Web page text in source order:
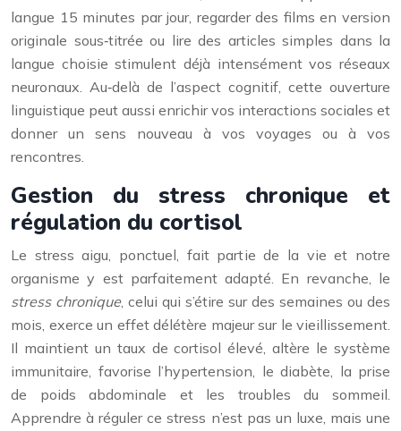
langue 15 minutes par jour, regarder des films en version
originale sous‑titrée ou lire des articles simples dans la
langue choisie stimulent déjà intensément vos réseaux
neuronaux. Au‑delà de l’aspect cognitif, cette ouverture
linguistique peut aussi enrichir vos interactions sociales et
donner un sens nouveau à vos voyages ou à vos
rencontres.
Gestion du stress chronique et
régulation du cortisol
Le stress aigu, ponctuel, fait partie de la vie et notre
organisme y est parfaitement adapté. En revanche, le
stress chronique, celui qui s’étire sur des semaines ou des
mois, exerce un effet délétère majeur sur le vieillissement.
Il maintient un taux de cortisol élevé, altère le système
immunitaire, favorise l’hypertension, le diabète, la prise
de poids abdominale et les troubles du sommeil.
Apprendre à réguler ce stress n’est pas un luxe, mais une